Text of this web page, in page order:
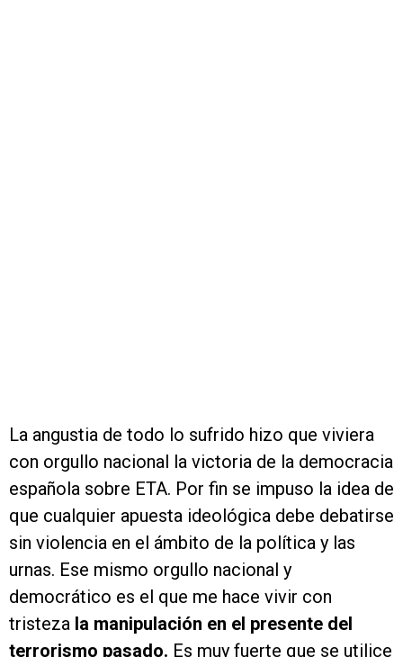
La angustia de todo lo sufrido hizo que viviera
con orgullo nacional la victoria de la democracia
española sobre ETA. Por fin se impuso la idea de
que cualquier apuesta ideológica debe debatirse
sin violencia en el ámbito de la política y las
urnas. Ese mismo orgullo nacional y
democrático es el que me hace vivir con
tristeza la manipulación en el presente del
terrorismo pasado. Es muy fuerte que se utilice